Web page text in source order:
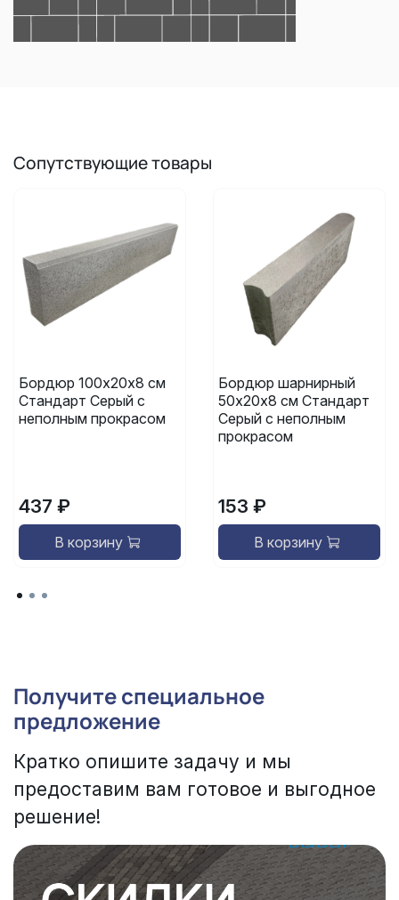
Сопутствующие товары
Бордюр 100х20х8 см
Стандарт Серый с
неполным прокрасом
437 ₽
В корзину
Бордюр шарнирный
50х20х8 см Стандарт
Серый с неполным
прокрасом
153 ₽
В корзину
Получите специальное
предложение
Кратко опишите задачу и мы
предоставим вам готовое и выгодное
решение!